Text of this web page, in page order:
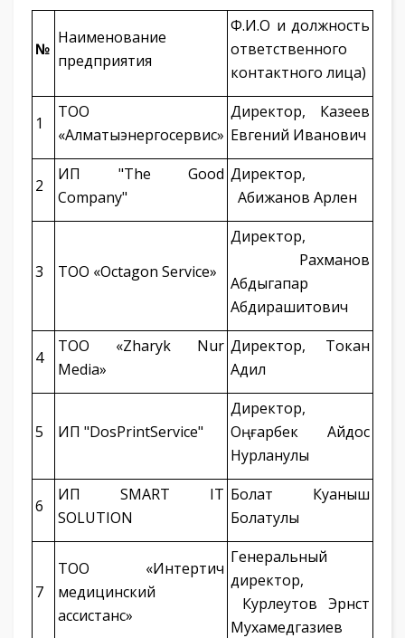
№
Наименование
предприятия
Ф.И.О и должность
ответственного
контактного лица)
1
ТОО
«Алматыэнергосервис»
Директор, Казеев
Евгений Иванович
2
ИП "The Good
Company"
Директор,
Абижанов Арлен
3 ТОО «Octagon Service»
Директор,
Рахманов
Абдыгапар
Абдирашитович
4
ТОО «Zharyk Nur
Media»
Директор, Токан
Адил
5 ИП "DosPrintService"
Директор,
Оңғарбек Айдос
Нурланулы
6
ИП SMART IT
SOLUTION
Болат Куаныш
Болатулы
7
ТОО «Интертич
медицинский
ассистанс»
Генеральный
директор,
Курлеутов Эрнст
Мухамедгазиев